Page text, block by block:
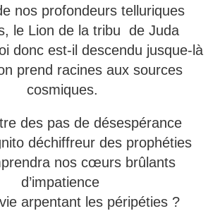
nos profondeurs telluriques
le Lion de la tribu de Juda
donc est-il descendu jusque-là
prend racines aux sources
cosmiques.
des pas de désespérance
déchiffreur des prophéties
nos cœurs brûlants
d’impatience
arpentant les péripéties ?